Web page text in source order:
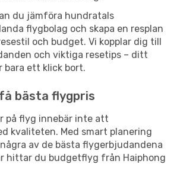
du jämföra hundratals
flygbolag och skapa en resplan
och budget. Vi kopplar dig till
och viktiga resetips – ditt
bara ett klick bort.
bästa flygpris
på flyg innebär inte att
kvaliteten. Med smart planering
av de bästa flygerbjudandena
hittar du budgetflyg från Haiphong